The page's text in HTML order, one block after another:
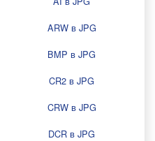
ARW в JPG
BMP в JPG
CR2 в JPG
CRW в JPG
DCR в JPG